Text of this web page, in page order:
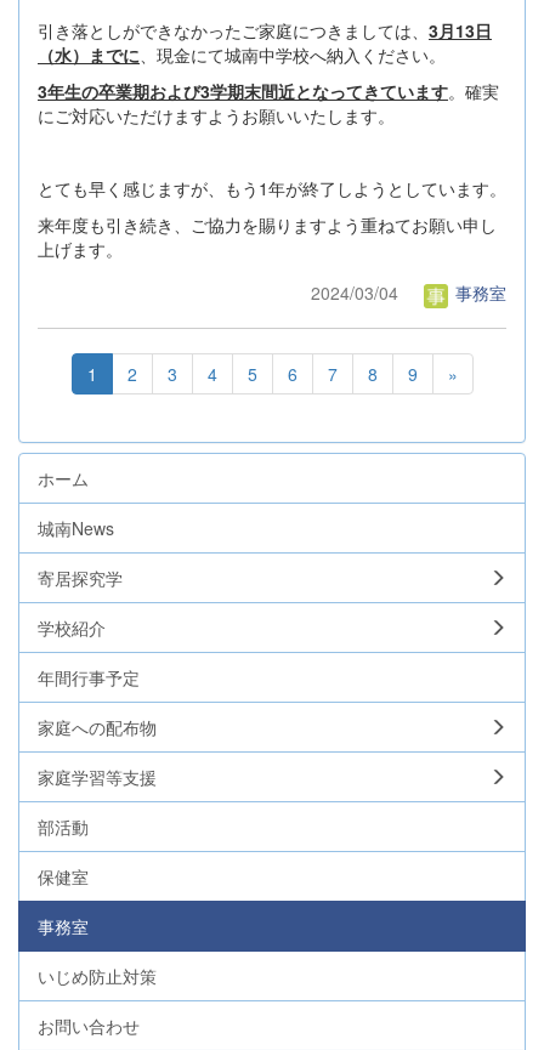
引き落としができなかったご家庭につきましては、 3月13日
（水）までに、現金にて城南中学校へ納入ください。
3年生の卒業期および3学期末間近となってきています。確実
にご対応いただけますようお願いいたします。
とても早く感じますが、もう1年が終了しようとしています。
来年度も引き続き、ご協力を賜りますよう重ねてお願い申し
上げます。
2024/03/04
事務室
1 2 3 4 5 6 7 8 9 »
ホーム
城南News
寄居探究学
学校紹介
年間行事予定
家庭への配布物
家庭学習等支援
部活動
保健室
事務室
いじめ防止対策
お問い合わせ